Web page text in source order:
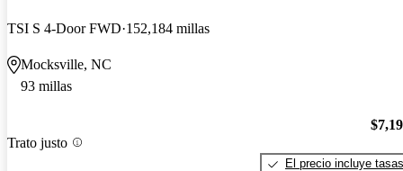
TSI S 4-Door FWD 152,184 millas
Mocksville, NC
93 millas
Trato justo
El precio incluye tasas